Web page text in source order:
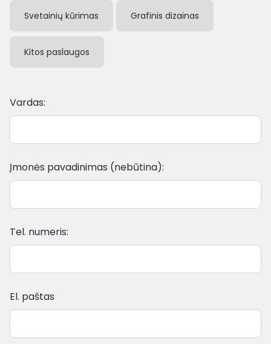
Svetainių kūrimas Grafinis dizainas
Kitos paslaugos
Vardas:
Įmonės pavadinimas (nebūtina):
Tel. numeris:
El. paštas